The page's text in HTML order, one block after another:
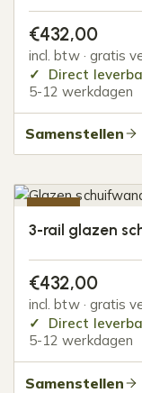
€432,00
incl. btw · gratis
Direct
5-12 werkdagen
Samenstellen
3-rail glazen
€432,00
incl. btw · gratis
Direct
5-12 werkdagen
Samenstellen